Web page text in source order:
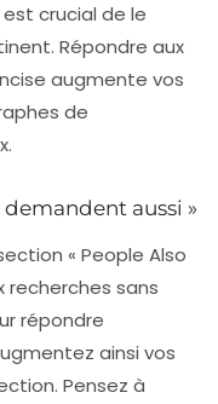
crucial de le
Répondre aux
augmente vos
de
.
aussi »
« People Also
sans
répondre
ainsi vos
Pensez à